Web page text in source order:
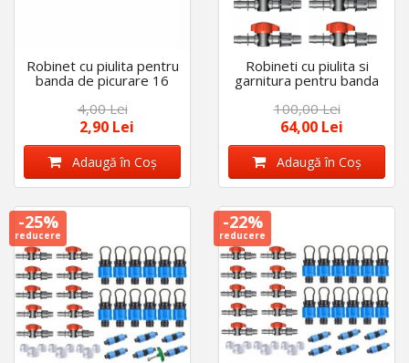
Robinet cu piulita pentru
banda de picurare 16
mm , garnitura inclusa
4,00 Lei
2,90 Lei
Adaugă în Coş
Robineti cu piulita si
garnitura pentru banda
de picurare, diametru 16
mm, set 25 bucati
100,00 Lei
64,00 Lei
Adaugă în Coş
-25%
reducere
-22%
reducere